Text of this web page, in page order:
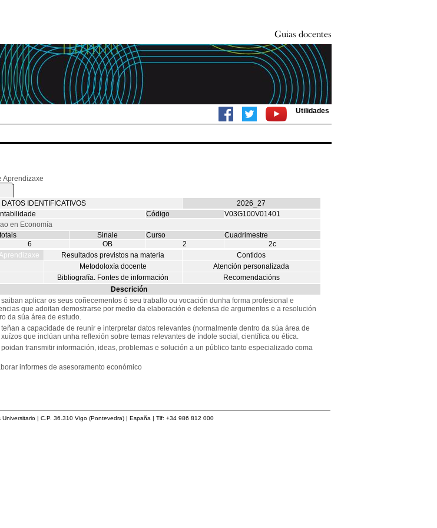
Utilidades
Aprendizaxe
DATOS IDENTIFICATIVOS
2026_27
Código
V03G100V01401
en Economía
Sinale Curso
Cuadrimestre
6
OB 2
2c
Resultados previstos na materia
Contidos
Metodoloxía docente
Atención personalizada
Bibliografía. Fontes de información
Recomendacións
Descrición
aplicar os seus coñecementos ó seu traballo ou vocación dunha forma profesional e
que adoitan demostrarse por medio da elaboración e defensa de argumentos e a resolución
da súa área de estudo.
a capacidade de reunir e interpretar datos relevantes (normalmente dentro da súa área de
que inclúan unha reflexión sobre temas relevantes de índole social, científica ou ética.
transmitir información, ideas, problemas e solución a un público tanto especializado coma
informes de asesoramento económico
| C.P. 36.310 Vigo (Pontevedra) | España | Tlf: +34 986 812 000